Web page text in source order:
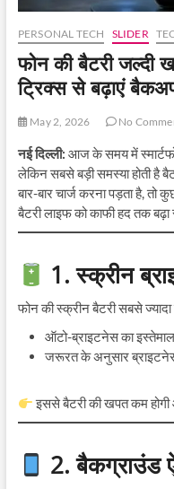
PERSONAL TECH SLIDER
फोन की बैटरी जल्दी
ट्रिक्स से बढ़ाएं
May 2, 2026 No
नई दिल्ली: आज के समय में
लेकिन सबसे बड़ी समस्या होती है
बार-बार चार्ज करना पड़ता है,
बैटरी लाइफ को काफी हद तक
1. स्क्रीन
फोन की स्क्रीन बैटरी सबसे
ऑटो-ब्राइटनेस का
जरूरत के अनुसार
इससे बैटरी की खपत कम
2. बैकग्राउंड